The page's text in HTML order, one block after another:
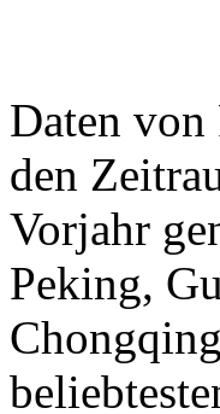
Daten
den
Vorjahr
Peking,